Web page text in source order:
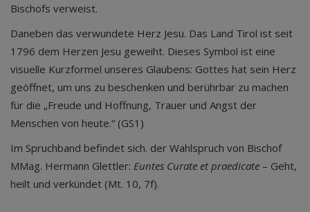
Bischofs verweist.
Daneben das verwundete Herz Jesu. Das Land Tirol ist seit
1796 dem Herzen Jesu geweiht. Dieses Symbol ist eine
visuelle Kurzformel unseres Glaubens: Gottes hat sein Herz
geöffnet, um uns zu beschenken und berührbar zu machen
für die „Freude und Hoffnung, Trauer und Angst der
Menschen von heute.“ (GS1)
Im Spruchband befindet sich. der Wahlspruch von Bischof
MMag. Hermann Glettler: Euntes Curate et praedicate – Geht,
heilt und verkündet (Mt. 10, 7f).